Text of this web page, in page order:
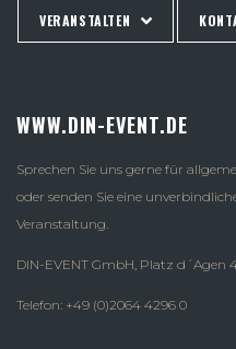
VERANSTALTEN
WWW.DIN-EVENT.DE
Sprechen Sie uns gerne für
oder senden Sie eine
Veranstaltung.
DIN-EVENT GmbH, Platz d´Agen
Telefon: +49 (0)2064 4296 0